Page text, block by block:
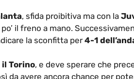
, sfida proibitiva ma con la
il freno a mano.
la sconfitta per4-1
Torino, e deve sperare che
da avere ancora chance per